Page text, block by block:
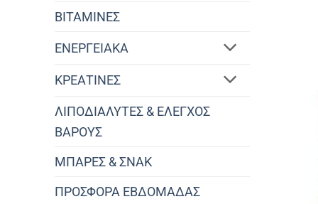
ΒΙΤΑΜΙΝΕΣ
ΕΝΕΡΓΕΙΑΚΑ
ΚΡΕΑΤΙΝΕΣ
ΛΙΠΟΔΙΑΛΥΤΕΣ & ΕΛΕΓΧΟΣ
ΒΑΡΟΥΣ
ΜΠΑΡΕΣ & ΣΝΑΚ
ΠΡΟΣΦΟΡΑ ΕΒΔΟΜΑΔΑΣ